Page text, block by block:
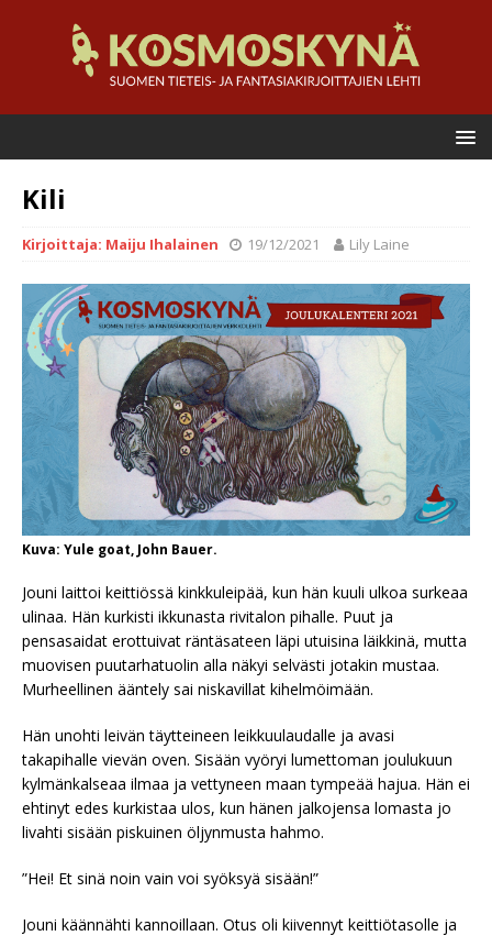
Kili
Kirjoittaja: Maiju Ihalainen 19/12/2021 Lily Laine
Kuva: Yule goat, John Bauer.
Jouni laittoi keittiössä kinkkuleipää, kun hän kuuli ulkoa surkeaa
ulinaa. Hän kurkisti ikkunasta rivitalon pihalle. Puut ja
pensasaidat erottuivat räntäsateen läpi utuisina läikkinä, mutta
muovisen puutarhatuolin alla näkyi selvästi jotakin mustaa.
Murheellinen ääntely sai niskavillat kihelmöimään.
Hän unohti leivän täytteineen leikkuulaudalle ja avasi
takapihalle vievän oven. Sisään vyöryi lumettoman joulukuun
kylmänkalseaa ilmaa ja vettyneen maan tympeää hajua. Hän ei
ehtinyt edes kurkistaa ulos, kun hänen jalkojensa lomasta jo
livahti sisään piskuinen öljynmusta hahmo.
”Hei! Et sinä noin vain voi syöksyä sisään!”
Jouni käännähti kannoillaan. Otus oli kiivennyt keittiötasolle ja